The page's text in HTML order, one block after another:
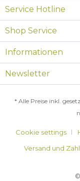
Service Hotline
Shop Service
Informationen
Newsletter
* Alle Preise inkl.
Cookie settings
Versand und